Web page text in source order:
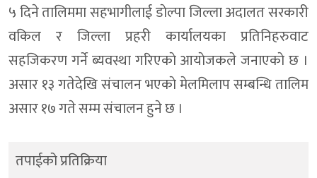
५ दिने तालिममा सहभागीलाई डाेल्पा जिल्ला अदालत सरकारी
वकिल र जिल्ला प्रहरी कार्यालयका प्रतिनिहरुवाट
सहजिकरण गर्ने ब्यवस्था गरिएकाे आयाेजकले जनाएकाे छ ।
असार १३ गतेदेखि संचालन भएकाे मेलमिलाप सम्बन्धि तालिम
असार १७ गते सम्म संचालन हुने छ ।
तपाईको प्रतिक्रिया